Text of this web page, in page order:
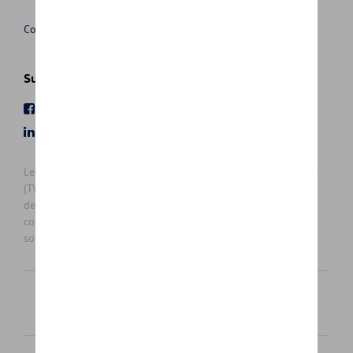
Conditions de vente
Suivez nous
Les prix affichés sur le présent site sont des prix recommandés
(TVAc), hors éventuels frais de montage. Pour connaitre le prix
de vente actuel et les éventuels frais de montage, veuillez
contacter votre concessionnaire/agent. Les prix recommandés
sont sujets à des changements sans préavis.